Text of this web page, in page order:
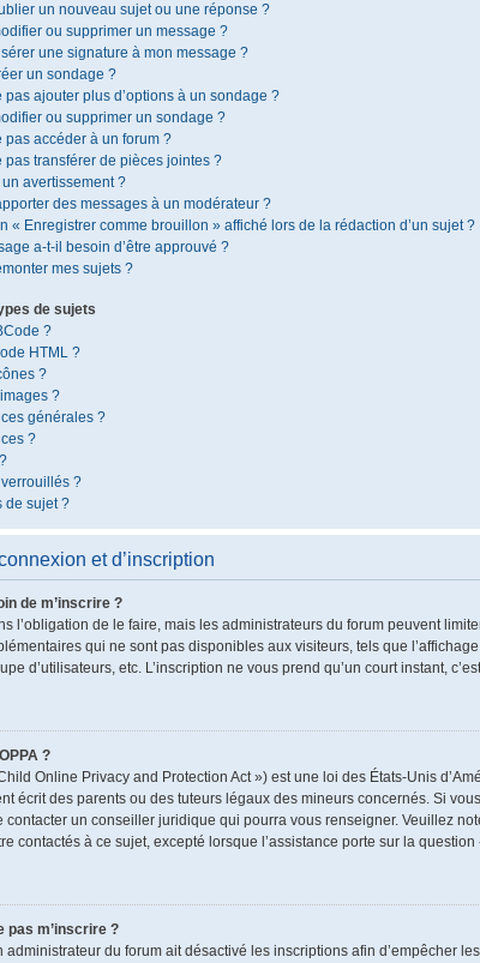
un nouveau sujet ou une réponse ?
ou supprimer un message ?
une signature à mon message ?
un sondage ?
pas ajouter plus d’options à un sondage ?
ou supprimer un sondage ?
pas accéder à un forum ?
pas transférer de pièces jointes ?
avertissement ?
des messages à un modérateur ?
« Enregistrer comme brouillon » affiché lors de la rédaction d’un sujet ?
a-t-il besoin d’être approuvé ?
mes sujets ?
de sujets
?
HTML ?
?
?
générales ?
?
?
de sujet ?
et d’inscription
de m’inscrire ?
l’obligation de le faire, mais les administrateurs du forum peuvent
qui ne sont pas disponibles aux visiteurs, tels que
d’utilisateurs, etc. L’inscription ne vous prend qu’un court instant,
?
Online Privacy and Protection Act ») est une loi des États-Unis
écrit des parents ou des tuteurs légaux des mineurs concernés. Si
contacter un conseiller juridique qui pourra vous renseigner. Veuillez
contactés à ce sujet, excepté lorsque l’assistance porte sur la
pas m’inscrire ?
administrateur du forum ait désactivé les inscriptions afin d’empêcher